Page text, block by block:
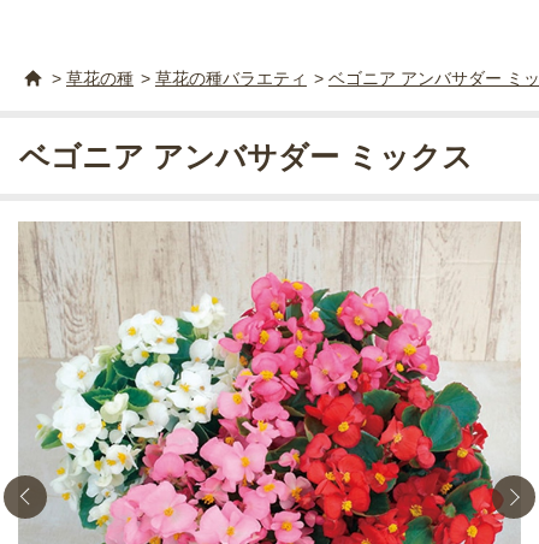
> 草花の種 > 草花の種バラエティ > ベゴニア アンバサダー ミ
ベゴニア アンバサダー ミックス